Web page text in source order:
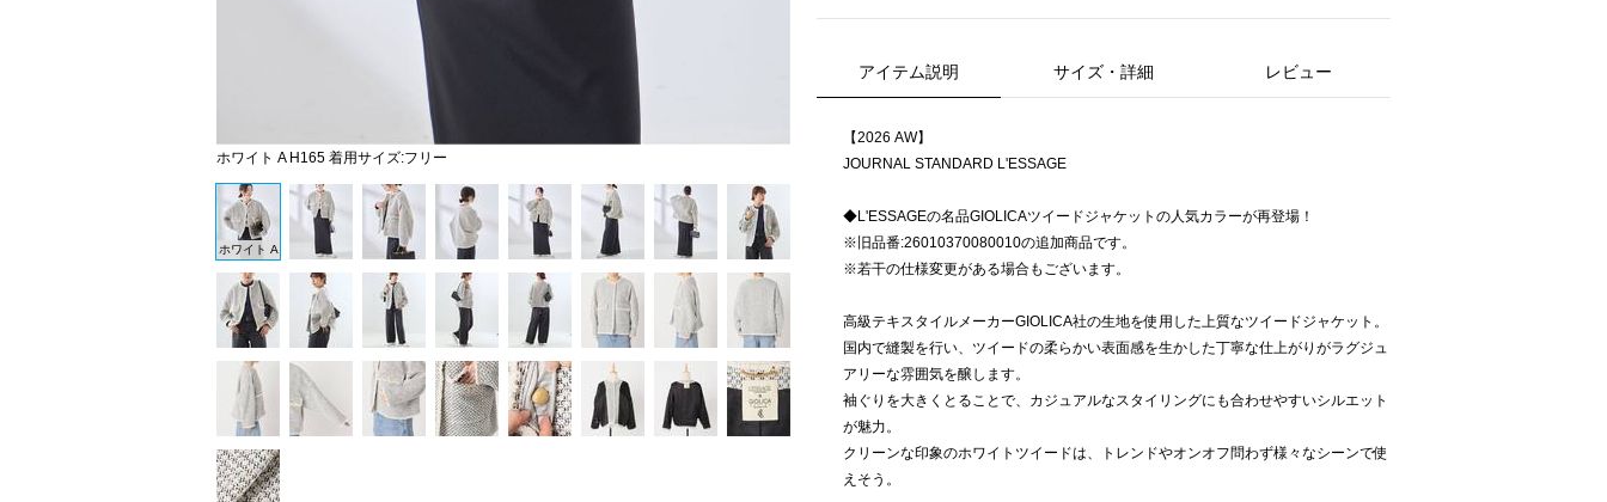
ホワイト A H165 着用サイズ:フリー
ホワイト A
アイテム説明 サイズ・詳細 レビュー
【2026 AW】
JOURNAL STANDARD L'ESSAGE
◆L'ESSAGEの名品GIOLICAツイードジャケットの人気カラーが再登場！
※旧品番:26010370080010の追加商品です。
※若干の仕様変更がある場合もございます。
高級テキスタイルメーカーGIOLICA社の生地を使用した上質なツイードジャケット。
国内で縫製を行い、ツイードの柔らかい表面感を生かした丁寧な仕上がりがラグジュ
アリーな雰囲気を醸します。
袖ぐりを大きくとることで、カジュアルなスタイリングにも合わせやすいシルエット
が魅力。
クリーンな印象のホワイトツイードは、トレンドやオンオフ問わず様々なシーンで使
えそう。